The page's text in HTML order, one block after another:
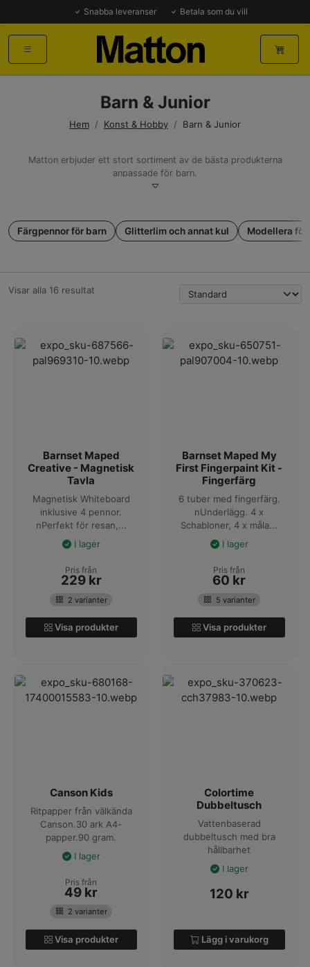
Snabba leveranser Betala som du vill
Barn & Junior
Hem / Konst & Hobby / Barn & Junior
Matton erbjuder ett stort sortiment av de bästa produkterna
anpassade för barn.
Vi har ett bredare sortiment än någon annan och är övertygade
Här har vi samlat våra produkter som som passar de minsta
kreatörerna
Snabba leveranser från vårt eget lager
från vårt eget lager.
Färgpennor för barn Glitterlim och annat kul Modellera för
Visar alla 16 resultat
Barnset Maped
Creative - Magnetisk
Tavla
Magnetisk Whiteboard
inklusive 4 pennor.
nPerfekt för resan,...
I lager
Pris från
229 kr
2 varianter
Visa produkter
Barnset Maped My
First Fingerpaint Kit -
Fingerfärg
6 tuber med fingerfärg.
nUnderlägg. 4 x
Schabloner, 4 x måla...
I lager
Pris från
60 kr
5 varianter
Visa produkter
Canson Kids
Ritpapper från välkända
Canson.30 ark A4-
papper.90 gram.
I lager
Pris från
49 kr
2 varianter
Visa produkter
Colortime
Dubbeltusch
Vattenbaserad
dubbeltusch med bra
hållbarhet
I lager
120 kr
Lägg i varukorg